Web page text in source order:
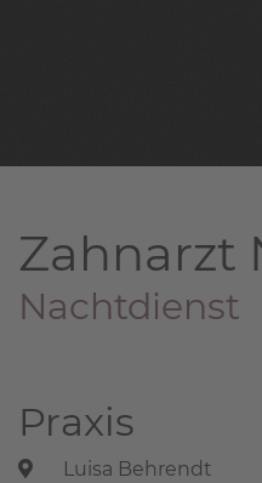
Zahnarzt
Nachtdienst
Praxis
Luisa Behrendt